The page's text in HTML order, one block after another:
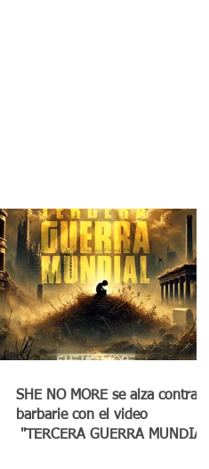
SHE NO MORE se alza contra la
barbarie con el video
"TERCERA GUERRA MUNDIAL"